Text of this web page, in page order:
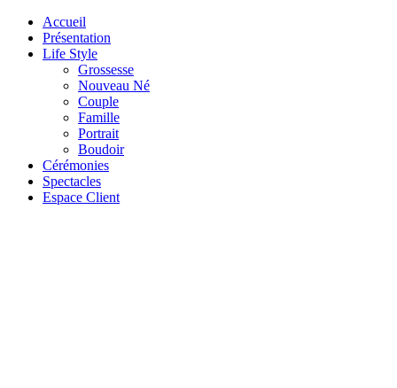
Accueil
Présentation
Life Style
Grossesse
Nouveau Né
Couple
Famille
Portrait
Boudoir
Cérémonies
Spectacles
Espace Client